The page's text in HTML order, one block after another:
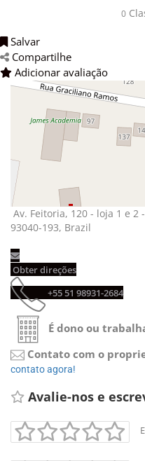
0
Salvar
Compartilhe
Adicionar avaliação
Av. Feitoria, 120 - loja 1 e 2
93040-193, Brazil
Obter direções
+55 51 98931-2684
É dono ou
Contato com o
contato agora!
Avalie-nos e